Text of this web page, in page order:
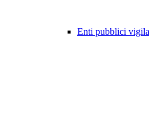
Enti pubblici